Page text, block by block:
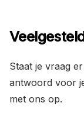
Staat je vraag
antwoord voor
met ons op.